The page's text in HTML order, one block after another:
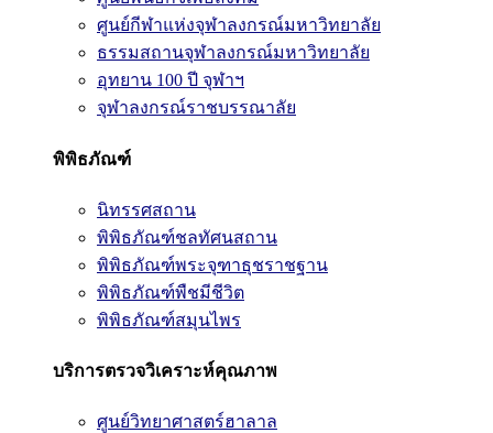
ศูนย์กีฬาแห่งจุฬาลงกรณ์มหาวิทยาลัย
ธรรมสถานจุฬาลงกรณ์มหาวิทยาลัย
อุทยาน 100 ปี จุฬาฯ
จุฬาลงกรณ์ราชบรรณาลัย
พิพิธภัณฑ์
นิทรรศสถาน
พิพิธภัณฑ์ชลทัศนสถาน
พิพิธภัณฑ์พระจุฑาธุชราชฐาน
พิพิธภัณฑ์พืชมีชีวิต
พิพิธภัณฑ์สมุนไพร
บริการตรวจวิเคราะห์คุณภาพ
ศูนย์วิทยาศาสตร์ฮาลาล